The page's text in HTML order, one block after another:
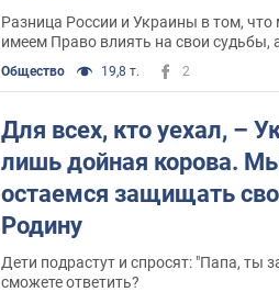
Разница России и Украины в том, что
имеем Право влиять на свои судьбы,
Общество 19,8 т. 2
Для всех, кто уехал, –
лишь дойная корова.
остаемся защищать
Родину
Дети подрастут и спросят: "Папа,
сможете ответить?